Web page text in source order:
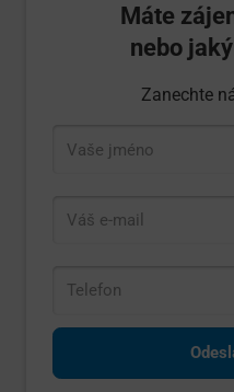
Máte
nebo
Zanechte